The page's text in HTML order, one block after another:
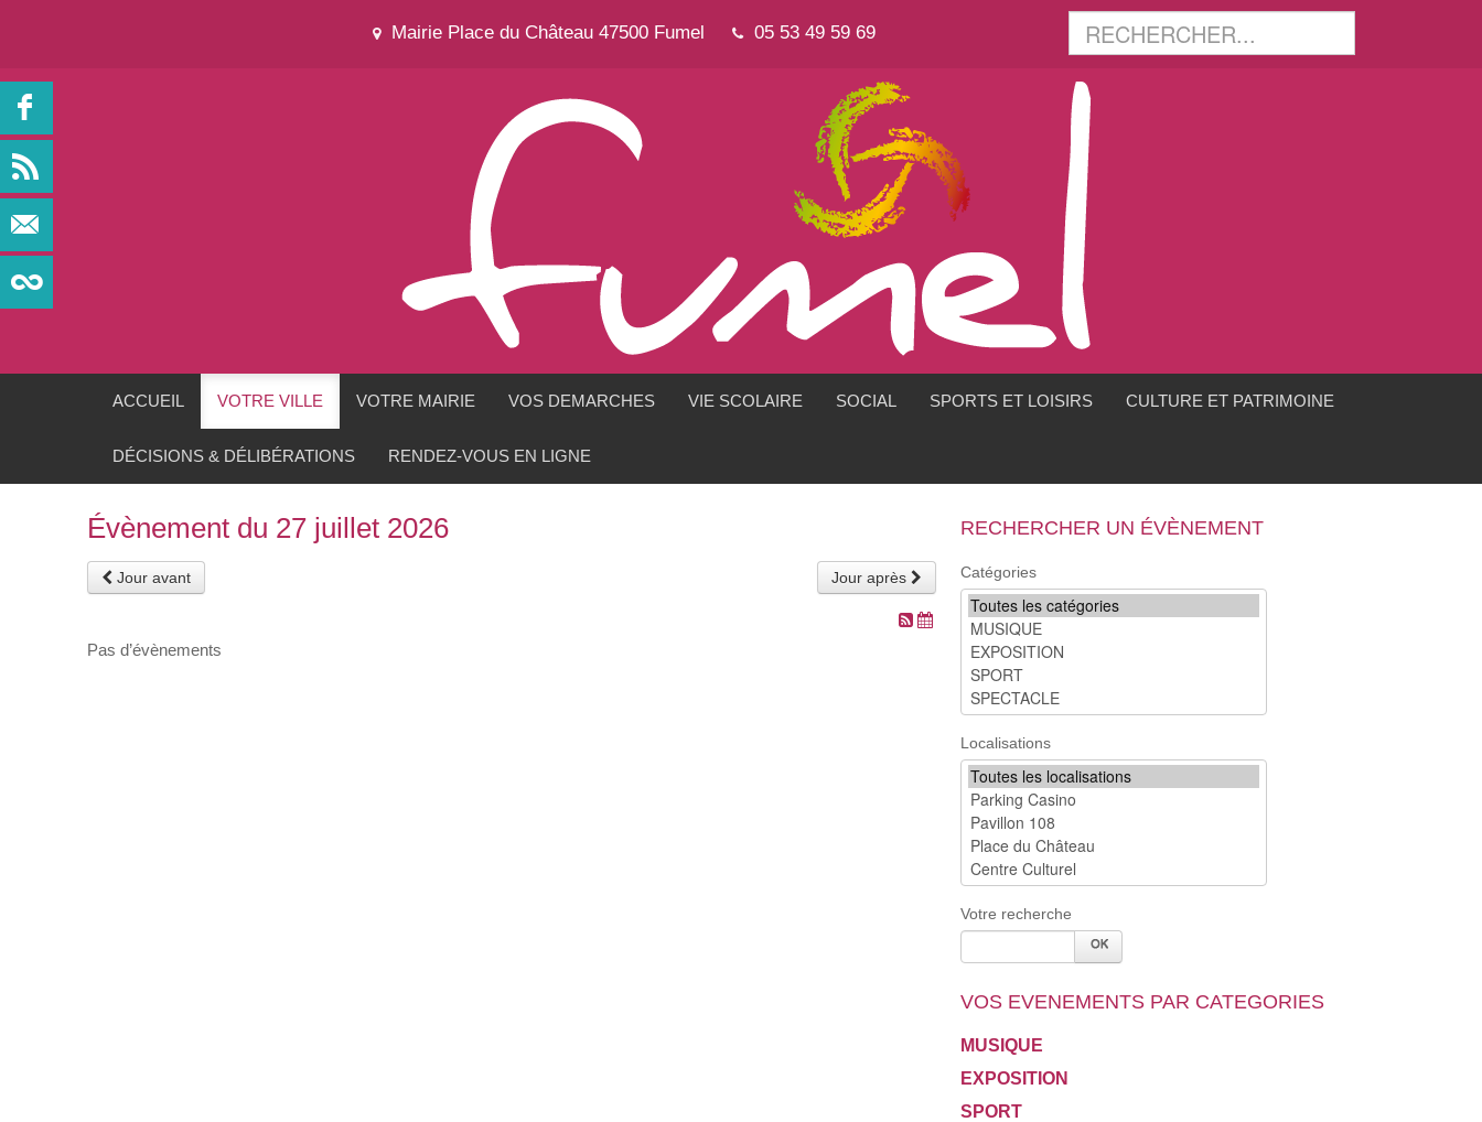
Mairie Place du Château 47500 Fumel 05 53 49 59 69
ACCUEIL VOTRE VILLE VOTRE MAIRIE VOS DEMARCHES VIE SCOLAIRE SOCIAL SPORTS ET LOISIRS CULTURE ET PATRIMOINE
DÉCISIONS & DÉLIBÉRATIONS RENDEZ-VOUS EN LIGNE
Évènement du 27 juillet 2026
Jour avant Jour après
Pas d’évènements
RECHERCHER UN ÉVÈNEMENT
Catégories
Localisations
Votre recherche
VOS EVENEMENTS PAR CATEGORIES
MUSIQUE
EXPOSITION
SPORT